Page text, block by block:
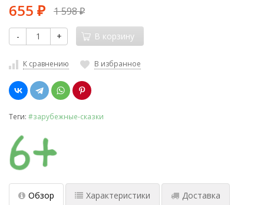
655 ₽ 1 598₽
- + В корзину
К сравнению В избранное
Теги: #зарубежные-сказки
Обзор Характеристики Доставка